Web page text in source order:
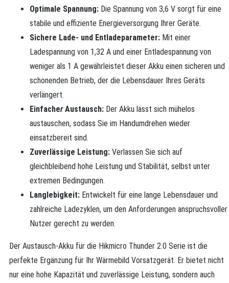
Optimale Spannung: Die Spannung von 3,6 V sorgt für eine
stabile und effiziente Energieversorgung Ihrer Geräte.
Sichere Lade- und Entladeparameter: Mit einer
Ladespannung von 1,32 A und einer Entladespannung von
weniger als 1 A gewährleistet dieser Akku einen sicheren und
schonenden Betrieb, der die Lebensdauer Ihres Geräts
verlängert.
EinfacherAustausch: Der Akku lässt sich mühelos
austauschen, sodass Sie im Handumdrehen wieder
einsatzbereit sind.
Zuverlässige Leistung: Verlassen Sie sich auf
gleichbleibend hohe Leistung und Stabilität, selbst unter
extremen Bedingungen.
Langlebigkeit: Entwickelt für eine lange Lebensdauer und
zahlreiche Ladezyklen, um den Anforderungen anspruchsvoller
Nutzer gerecht zu werden.
Der Austausch-Akku für die Hikmicro Thunder 2.0 Serie ist die
perfekte Ergänzung für Ihr Wärmebild Vorsatzgerät. Er bietet nicht
nur eine hohe Kapazität und zuverlässige Leistung, sondern auch